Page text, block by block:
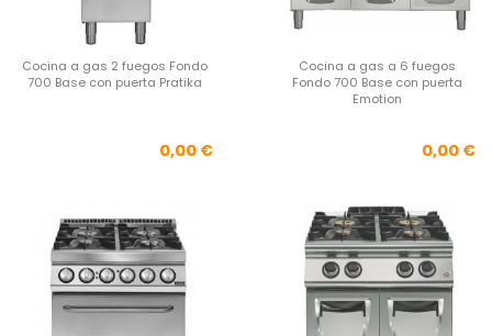
Cocina a gas 2 fuegos Fondo
700 Base con puerta Pratika
Precio
0,00 €
Cocina a gas a 6 fuegos
Fondo 700 Base con puerta
Emotion
0,00 €